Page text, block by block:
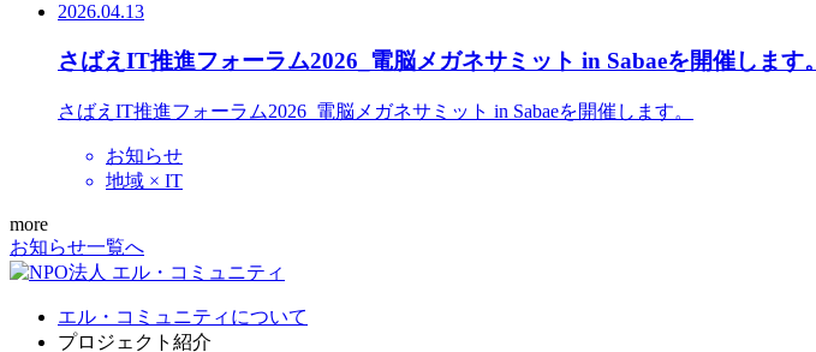
2026.04.13
さばえIT推進フォーラム2026_電脳メガネサミット in Sabaeを開催します。
さばえIT推進フォーラム2026_電脳メガネサミット in Sabaeを開催します。
お知らせ
地域 × IT
more
お知らせ一覧へ
エル・コミュニティについて
プロジェクト紹介